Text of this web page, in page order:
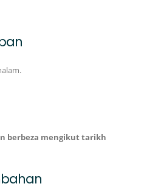
berbeza mengikut tarikh